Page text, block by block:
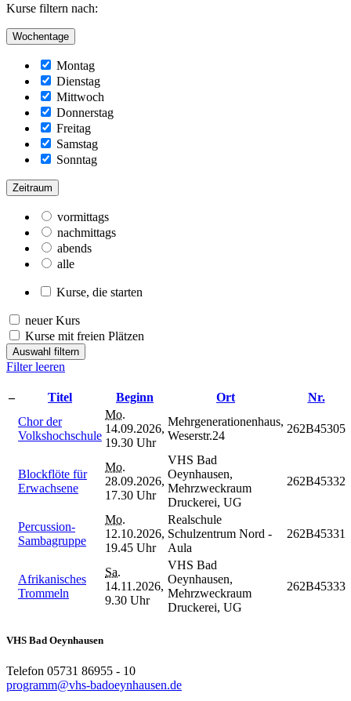
Kurse filtern nach:
Wochentage
Montag
Dienstag
Mittwoch
Donnerstag
Freitag
Samstag
Sonntag
Zeitraum
vormittags
nachmittags
abends
alle
Kurse, die starten
neuer Kurs
Kurse mit freien Plätzen
Auswahl filtern
Filter leeren
– Titel Beginn Ort
Nr.
Chor der
Volkshochschule
Mo.
14.09.2026,
19.30 Uhr
Mehrgenerationenhaus,
Weserstr.24
262B45305
Blockflöte für
Erwachsene
Mo.
28.09.2026,
17.30 Uhr
VHS Bad
Oeynhausen,
Mehrzweckraum
Druckerei, UG
262B45332
Percussion-
Sambagruppe
Mo.
12.10.2026,
19.45 Uhr
Realschule
Schulzentrum Nord -
Aula
262B45331
Afrikanisches
Trommeln
Sa.
14.11.2026,
9.30 Uhr
VHS Bad
Oeynhausen,
Mehrzweckraum
Druckerei, UG
262B45333
VHS Bad Oeynhausen
Telefon 05731 86955 - 10
programm@vhs-badoeynhausen.de